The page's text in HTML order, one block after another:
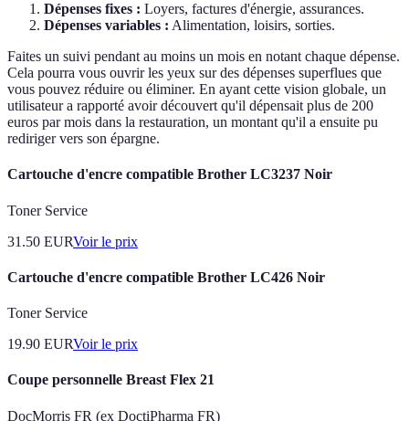
Dépenses fixes : Loyers, factures d'énergie, assurances.
Dépenses variables : Alimentation, loisirs, sorties.
Faites un suivi pendant au moins un mois en notant chaque dépense.
Cela pourra vous ouvrir les yeux sur des dépenses superflues que
vous pouvez réduire ou éliminer. En ayant cette vision globale, un
utilisateur a rapporté avoir découvert qu'il dépensait plus de 200
euros par mois dans la restauration, un montant qu'il a ensuite pu
rediriger vers son épargne.
Cartouche d'encre compatible Brother LC3237 Noir
Toner Service
31.50 EURVoir le prix
Cartouche d'encre compatible Brother LC426 Noir
Toner Service
19.90 EURVoir le prix
Coupe personnelle Breast Flex 21
DocMorris FR (ex DoctiPharma FR)